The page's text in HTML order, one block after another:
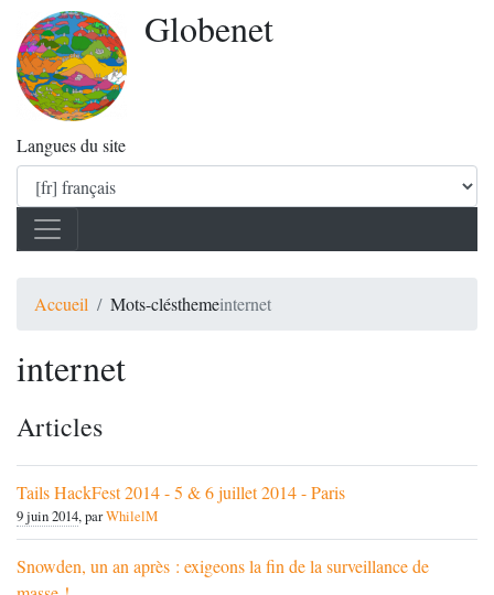
Globenet
Langues du site
Accueil Mots-clésthemeinternet
internet
Articles
Tails HackFest 2014 - 5 & 6 juillet 2014 - Paris
9 juin 2014, parWhilelM
Snowden, un an après : exigeons la fin de la surveillance de